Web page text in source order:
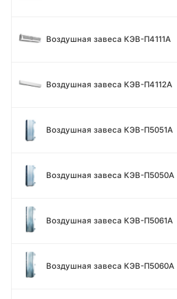
Воздушная завеса КЭВ-П4111A
Воздушная завеса КЭВ-П4112А
Воздушная завеса КЭВ-П5051A
Воздушная завеса КЭВ-П5050A
Воздушная завеса КЭВ-П5061A
Воздушная завеса КЭВ-П5060A